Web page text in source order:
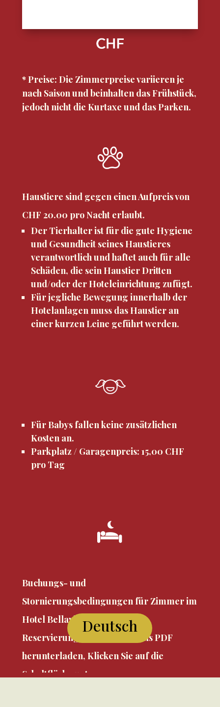
* Preise: Die Zimmerpreise variieren je
nach Saison und beinhalten das Frühstück,
jedoch nicht die Kurtaxe und das Parken.
Haustiere sind gegen einen Aufpreis von
CHF 20.00 pro Nacht erlaubt.
Der Tierhalter ist für die gute Hygiene
und Gesundheit seines Haustieres
verantwortlich und haftet auch für alle
Schäden, die sein Haustier Dritten
und/oder der Hoteleinrichtung zufügt.
Für jegliche Bewegung innerhalb der
Hotelanlagen muss das Haustier an
einer kurzen Leine geführt werden.
Für Babys fallen keine zusätzlichen
Kosten an.
Parkplatz / Garagenpreis: 15,00 CHF
pro Tag
Buchungs- und
Stornierungsbedingungen für Zimmer im
Hotel Bellavista Locarno
Reservierungsbedingungen als PDF
herunterladen, Klicken Sie auf die
Schaltfläche unten
Deutsch